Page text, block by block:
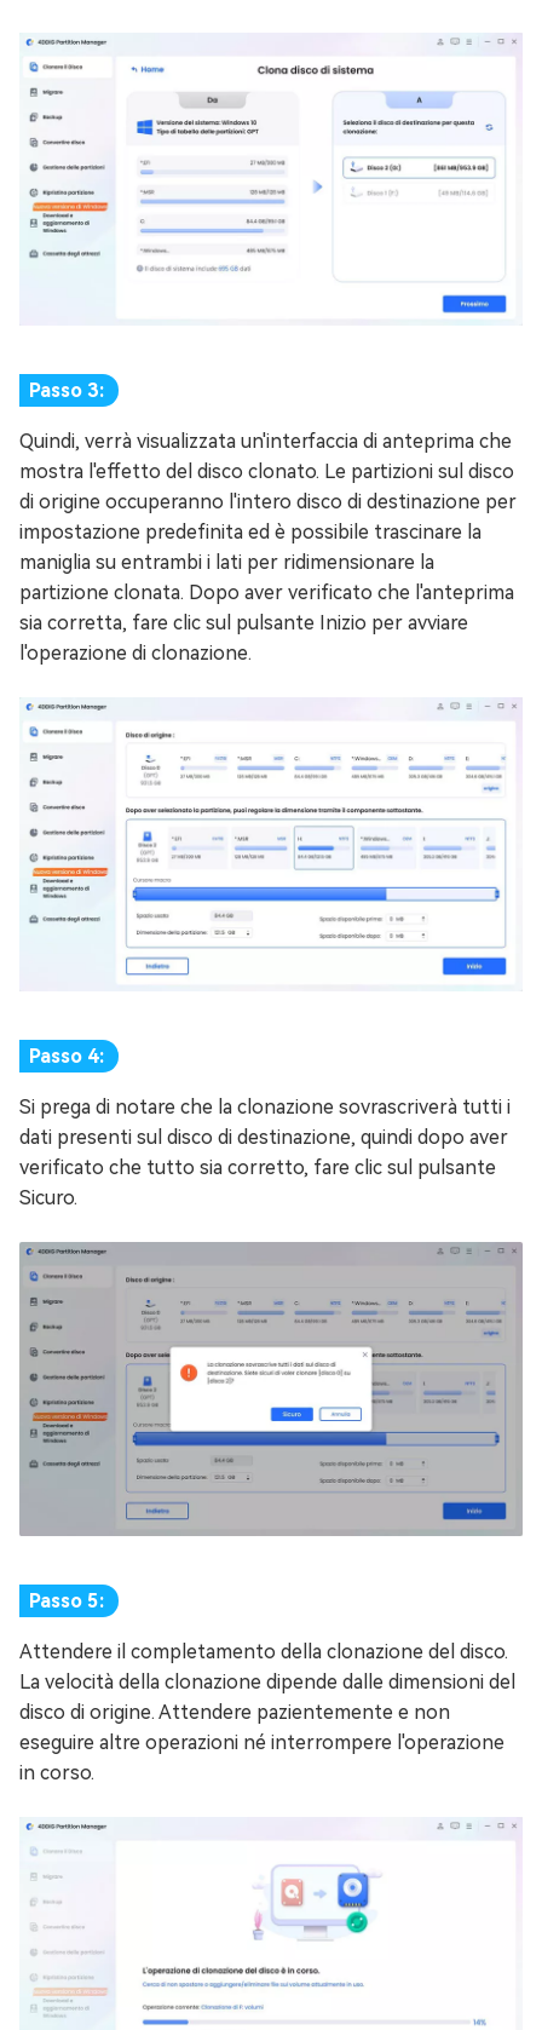
Passo 3:
Quindi, verrà visualizzata un'interfaccia di anteprima che
mostra l'effetto del disco clonato. Le partizioni sul disco
di origine occuperanno l'intero disco di destinazione per
impostazione predefinita ed è possibile trascinare la
maniglia su entrambi i lati per ridimensionare la
partizione clonata. Dopo aver verificato che l'anteprima
sia corretta, fare clic sul pulsante Inizio per avviare
l'operazione di clonazione.
Passo 4:
Si prega di notare che la clonazione sovrascriverà tutti i
dati presenti sul disco di destinazione, quindi dopo aver
verificato che tutto sia corretto, fare clic sul pulsante
Sicuro.
Passo 5:
Attendere il completamento della clonazione del disco.
La velocità della clonazione dipende dalle dimensioni del
disco di origine. Attendere pazientemente e non
eseguire altre operazioni né interrompere l'operazione
in corso.